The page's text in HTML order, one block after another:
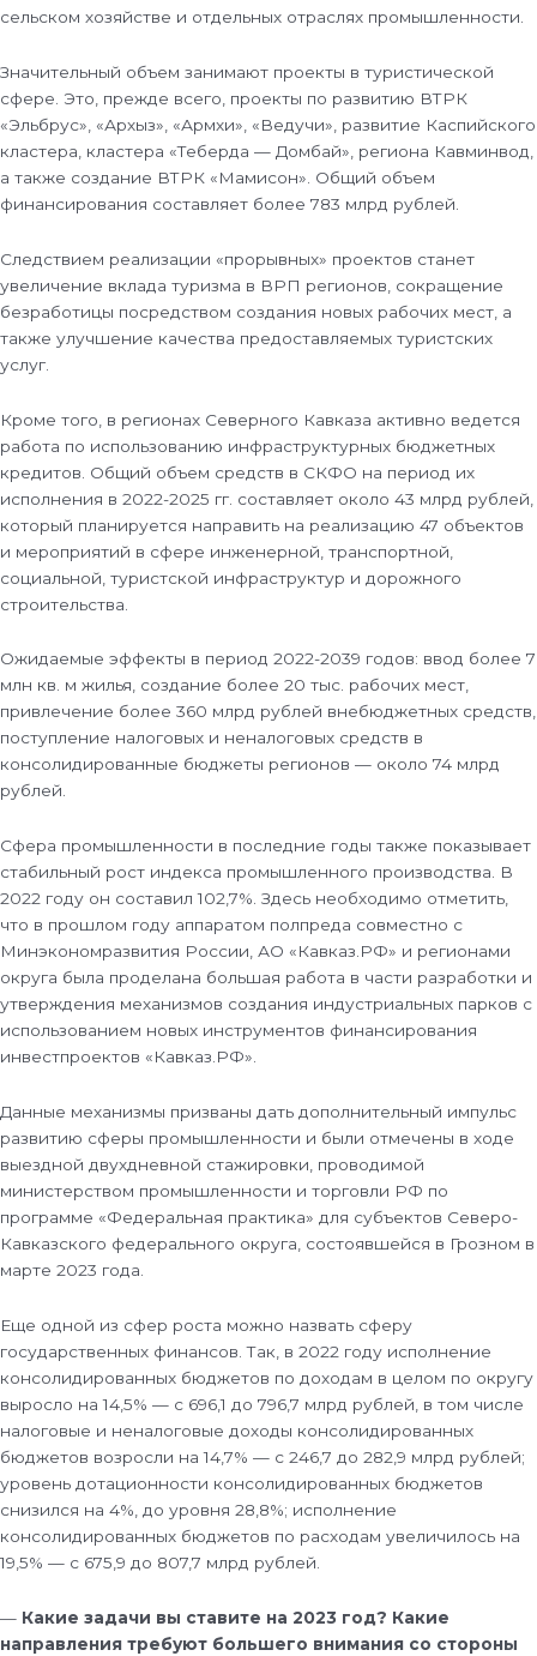
сельском хозяйстве и отдельных отраслях промышленности.
Значительный объем занимают проекты в туристической
сфере. Это, прежде всего, проекты по развитию ВТРК
«Эльбрус», «Архыз», «Армхи», «Ведучи», развитие Каспийского
кластера, кластера «Теберда — Домбай», региона Кавминвод,
а также создание ВТРК «Мамисон». Общий объем
финансирования составляет более 783 млрд рублей.
Следствием реализации «прорывных» проектов станет
увеличение вклада туризма в ВРП регионов, сокращение
безработицы посредством создания новых рабочих мест, а
также улучшение качества предоставляемых туристских
услуг.
Кроме того, в регионах Северного Кавказа активно ведется
работа по использованию инфраструктурных бюджетных
кредитов. Общий объем средств в СКФО на период их
исполнения в 2022-2025 гг. составляет около 43 млрд рублей,
который планируется направить на реализацию 47 объектов
и мероприятий в сфере инженерной, транспортной,
социальной, туристской инфраструктур и дорожного
строительства.
Ожидаемые эффекты в период 2022-2039 годов: ввод более 7
млн кв. м жилья, создание более 20 тыс. рабочих мест,
привлечение более 360 млрд рублей внебюджетных средств,
поступление налоговых и неналоговых средств в
консолидированные бюджеты регионов — около 74 млрд
рублей.
Сфера промышленности в последние годы также показывает
стабильный рост индекса промышленного производства. В
2022 году он составил 102,7%. Здесь необходимо отметить,
что в прошлом году аппаратом полпреда совместно с
Минэкономразвития России, АО «Кавказ.РФ» и регионами
округа была проделана большая работа в части разработки и
утверждения механизмов создания индустриальных парков с
использованием новых инструментов финансирования
инвестпроектов «Кавказ.РФ».
Данные механизмы призваны дать дополнительный импульс
развитию сферы промышленности и были отмечены в ходе
выездной двухдневной стажировки, проводимой
министерством промышленности и торговли РФ по
программе «Федеральная практика» для субъектов Северо-
Кавказского федерального округа, состоявшейся в Грозном в
марте 2023 года.
Еще одной из сфер роста можно назвать сферу
государственных финансов. Так, в 2022 году исполнение
консолидированных бюджетов по доходам в целом по округу
выросло на 14,5% — с 696,1 до 796,7 млрд рублей, в том числе
налоговые и неналоговые доходы консолидированных
бюджетов возросли на 14,7% — с 246,7 до 282,9 млрд рублей;
уровень дотационности консолидированных бюджетов
снизился на 4%, до уровня 28,8%; исполнение
консолидированных бюджетов по расходам увеличилось на
19,5% — с 675,9 до 807,7 млрд рублей.
— Какие задачи вы ставите на 2023 год? Какие
направления требуют большего внимания со стороны